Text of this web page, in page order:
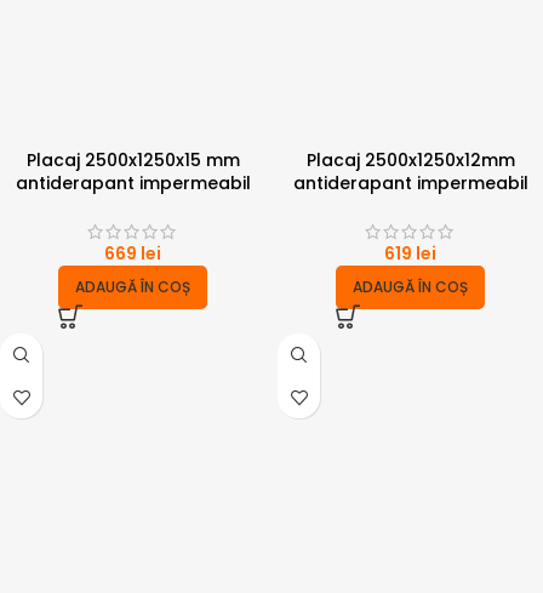
Placaj 2500x1250x15 mm
antiderapant impermeabil
669 lei
ADAUGĂ ÎN COȘ
Placaj 2500x1250x12mm
antiderapant impermeabil
619 lei
ADAUGĂ ÎN COȘ